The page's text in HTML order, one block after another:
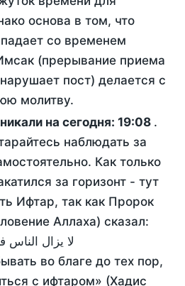
основа в том, что
со временем
(прерывание приема
пост) делается с
молитву.
на сегодня: 19:08 .
наблюдать за
Как только
за горизонт - тут
Ифтар, так как Пророк
Аллаха) сказал:
لا يزال الناس
во благе до тех пор,
с ифтаром» (Хадис